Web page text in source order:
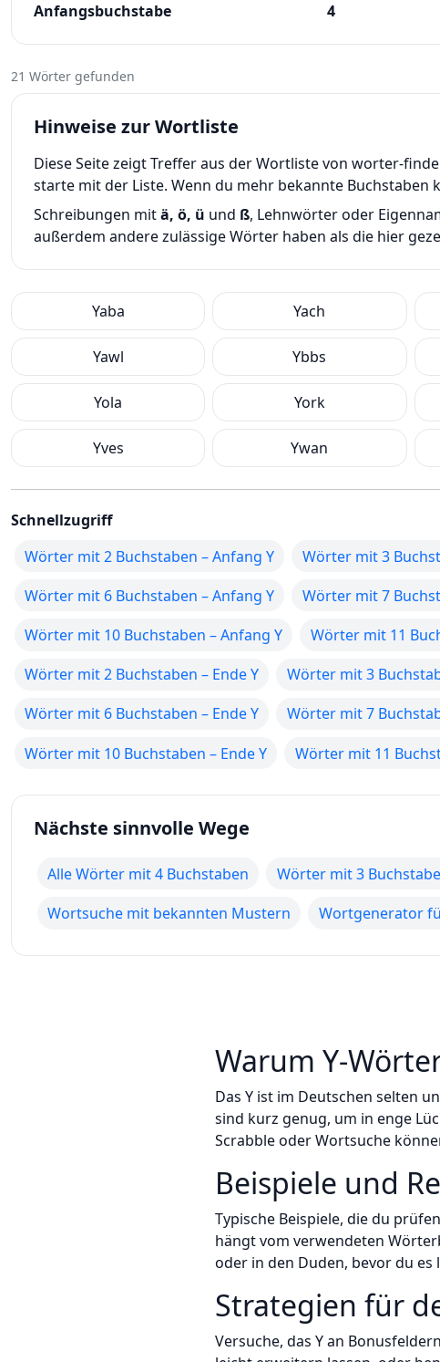
Anfangsbuchstabe 4
21 Wörter gefunden
Hinweise zur Wortliste
Diese Seite zeigt Treffer aus der Wortliste von worter-
starte mit der Liste. Wenn du mehr bekannte
Schreibungen mitä, ö, ü und ß, Lehnwörter oder
außerdem andere zulässige Wörter haben als die hier
Yaba Yach
Yawl Ybbs
Yola York
Yves Ywan
Schnellzugriff
Wörter mit 2 Buchstaben – Anfang Y
Wörter mit 3
Wörter mit 6 Buchstaben – Anfang Y
Wörter mit 7
Wörter mit 10 Buchstaben – Anfang Y
Wörter mit 11
Wörter mit 2 Buchstaben – Ende Y
Wörter mit 3
Wörter mit 6 Buchstaben – Ende Y
Wörter mit 7
Wörter mit 10 Buchstaben – Ende Y
Wörter mit 11
Nächste sinnvolle Wege
Alle Wörter mit 4 Buchstaben Wörter mit 3
Wortsuche mit bekannten Mustern
Wortgenerator
Warum Y-
Das Y ist im Deutschen selten
sind kurz genug, um in enge
Scrabble oder Wortsuche
Beispiele und
Typische Beispiele, die du
hängt vom verwendeten
oder in den Duden, bevor du
Strategien für
Versuche, das Y an